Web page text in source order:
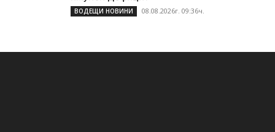
ВОДЕЩИ НОВИНИ 08.08.2026г. 09:36ч.